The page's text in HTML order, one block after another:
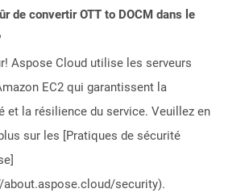
de convertir OTT to DOCM dans le
Aspose Cloud utilise les serveurs
EC2 qui garantissent la
et la résilience du service. Veuillez en
sur les [Pratiques de sécurité
about.aspose.cloud/security).